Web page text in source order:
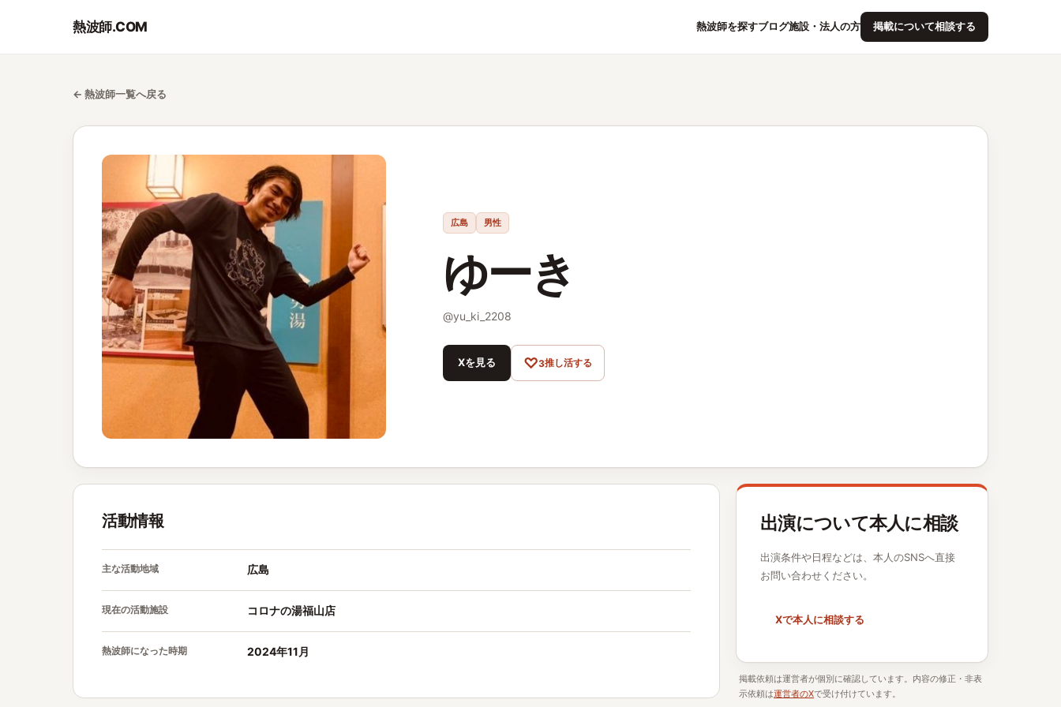
熱波師.COM 熱波師を探すブログ施設・法人の方 掲載について相談する
← 熱波師一覧へ戻る
広島 男性
ゆーき
@yu_ki_2208
Xを見る ♡3推し活する
活動情報
主な活動地域 広島
現在の活動施設 コロナの湯福山店
熱波師になった時期 2024年11月
出演について本人に相談
出演条件や日程などは、本人のSNSへ直接
お問い合わせください。
Xで本人に相談する
掲載依頼は運営者が個別に確認しています。内容の修正・非表
示依頼は運営者のXで受け付けています。